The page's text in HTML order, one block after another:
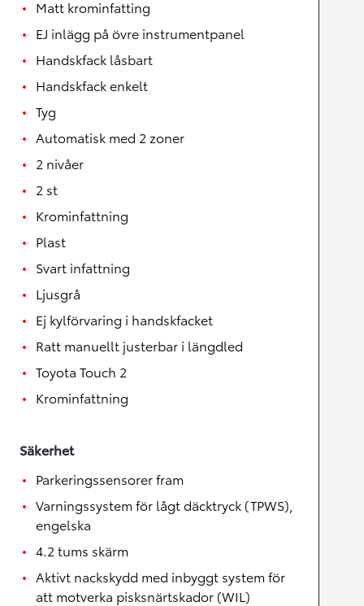
Matt krominfatting
EJ inlägg på övre instrumentpanel
Handskfack låsbart
Handskfack enkelt
Tyg
Automatisk med 2 zoner
2 nivåer
2 st
Krominfattning
Plast
Svart infattning
Ljusgrå
Ej kylförvaring i handskfacket
Ratt manuellt justerbar i längdled
Toyota Touch 2
Krominfattning
Säkerhet
Parkeringssensorer fram
Varningssystem för lågt däcktryck (TPWS),
engelska
4.2 tums skärm
Aktivt nackskydd med inbyggt system för
att motverka pisksnärtskador (WIL)